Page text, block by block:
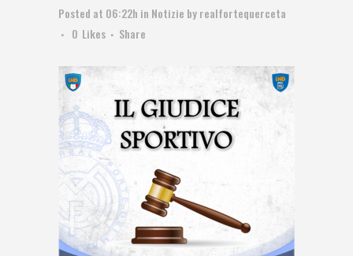
Posted at 06:22h in Notizie byrealfortequerceta
0 Likes Share